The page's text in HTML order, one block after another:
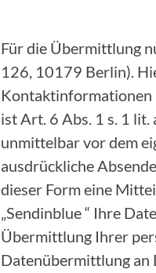
Für die Übermittlung
126, 10179 Berlin).
Kontaktinformationen
ist Art. 6 Abs. 1 s. 1
unmittelbar vor dem
ausdrückliche
dieser Form eine
„Sendinblue “ Ihre
Übermittlung Ihrer
Datenübermittlung an